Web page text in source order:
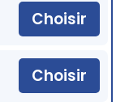
Choisir
Choisir